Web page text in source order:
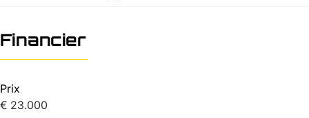
Financier
Prix
€ 23.000